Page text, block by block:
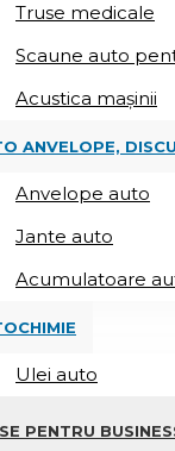
Truse medicale
Scaune auto
Acustica mașinii
ANVELOPE,
Anvelope auto
Jante auto
Acumulatoare
Ulei auto
PENTRU